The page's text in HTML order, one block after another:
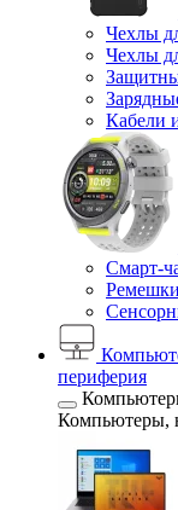
Чехлы
Чехлы
Кабели
Смарт-
периферия
Компьютеры,